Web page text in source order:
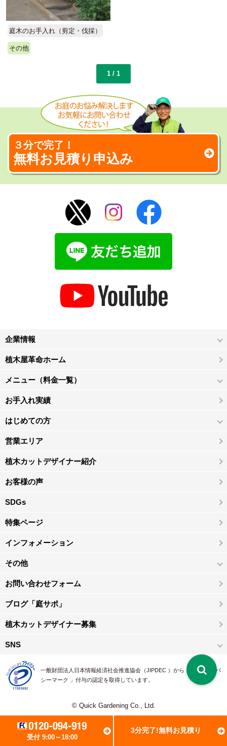
受付 9:00～18:00
3分完了!無料お見積り
庭木のお手入れ（剪定・伐採）
その他
1 / 1
３分で完了！
無料お見積り申込み
企業情報
植木屋革命ホーム
メニュー（料金一覧）
お手入れ実績
はじめての方
営業エリア
植木カットデザイナー紹介
お客様の声
SDGs
特集ページ
インフォメーション
その他
お問い合わせフォーム
ブログ「庭サポ」
植木カットデザイナー募集
SNS
一般財団法人日本情報経済社会推進協会（JIPDEC ）から 、「 プライバ
シーマーク 」付与の認定を取得しています。
© Quick Gardening Co., Ltd.